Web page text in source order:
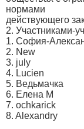
нормами
действующего
2. Участниками-
1. София-
2. New
3. july
4. Lucien
5. Ведьмачка
6. Елена М
7. ochkarick
8. Alexandry